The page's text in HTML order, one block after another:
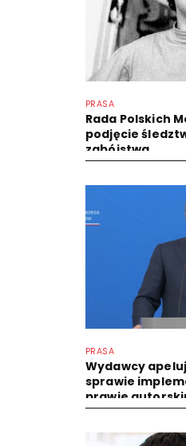
PRASA
Rada Polskich
podjęcie
zabójstwa...
PRASA
Wydawcy
sprawie
prawie